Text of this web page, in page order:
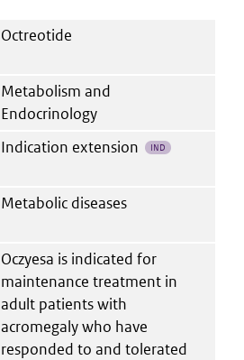
Octreotide
Metabolism and
Endocrinology
Indication extension IND
Metabolic diseases
Oczyesa is indicated for
maintenance treatment in
adult patients with
acromegaly who have
responded to and tolerated